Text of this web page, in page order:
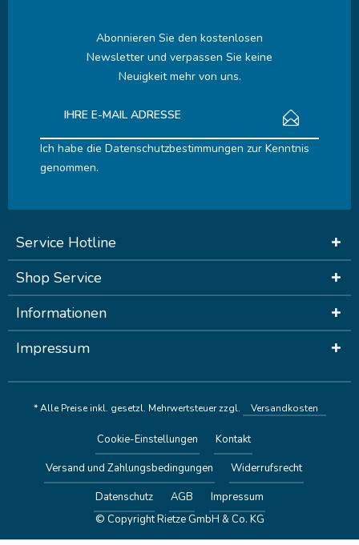
Abonnieren Sie den kostenlosen
Newsletter und verpassen Sie keine
Neuigkeit mehr von uns.
Ich habe die Datenschutzbestimmungen zur Kenntnis
genommen.
Service Hotline
Shop Service
Informationen
Impressum
* Alle Preise inkl. gesetzl. Mehrwertsteuer zzgl. Versandkosten
Cookie-Einstellungen
Kontakt
Versand und Zahlungsbedingungen
Widerrufsrecht
Datenschutz
AGB
Impressum
© Copyright Rietze GmbH & Co. KG